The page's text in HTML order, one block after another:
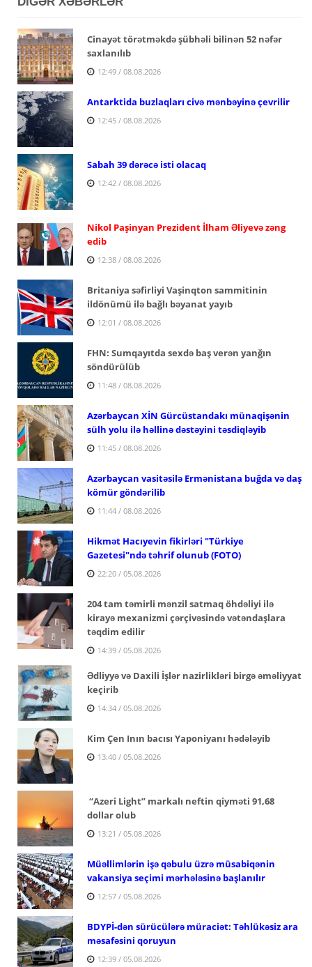
Cinayət törətməkdə şübhəli bilinən 52 nəfər
saxlanılıb
12:49 / 08.08.2026
Antarktida buzlaqları civə mənbəyinə çevrilir
12:45 / 08.08.2026
Sabah 39 dərəcə isti olacaq
12:42 / 08.08.2026
Nikol Paşinyan Prezident İlham Əliyevə zəng
edib
12:38 / 08.08.2026
Britaniya səfirliyi Vaşinqton sammitinin
ildönümü ilə bağlı bəyanat yayıb
12:01 / 08.08.2026
FHN: Sumqayıtda sexdə baş verən yanğın
söndürülüb
11:48 / 08.08.2026
Azərbaycan XİN Gürcüstandakı münaqişənin
sülh yolu ilə həllinə dəstəyini təsdiqləyib
11:45 / 08.08.2026
Azərbaycan vasitəsilə Ermənistana buğda və daş
kömür göndərilib
11:44 / 08.08.2026
Hikmət Hacıyevin fikirləri "Türkiye
Gazetesi"ndə təhrif olunub (FOTO)
22:20 / 05.08.2026
204 tam təmirli mənzil satmaq öhdəliyi ilə
kirayə mexanizmi çərçivəsində vətəndaşlara
təqdim edilir
14:39 / 05.08.2026
Ədliyyə və Daxili İşlər nazirlikləri birgə əməliyyat
keçirib
14:34 / 05.08.2026
Kim Çen Inın bacısı Yaponiyanı hədələyib
13:40 / 05.08.2026
“Azeri Light” markalı neftin qiyməti 91,68
dollar olub
13:21 / 05.08.2026
Müəllimlərin işə qəbulu üzrə müsabiqənin
vakansiya seçimi mərhələsinə başlanılır
12:57 / 05.08.2026
BDYPİ-dən sürücülərə müraciət: Təhlükəsiz ara
məsafəsini qoruyun
12:39 / 05.08.2026